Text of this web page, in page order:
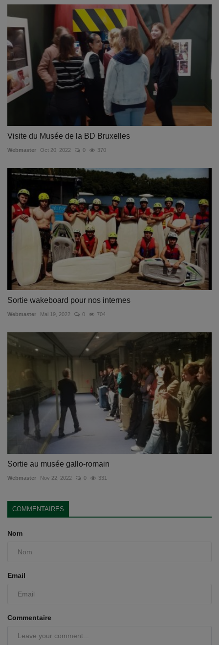
Visite du Musée de la BD Bruxelles
Webmaster Oct 20, 2022 0 370
Sortie wakeboard pour nos internes
Webmaster Mai 19, 2022 0 704
Sortie au musée gallo-romain
Webmaster Nov 22, 2022 0 331
COMMENTAIRES
Nom
Email
Commentaire